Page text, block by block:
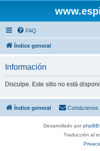
FAQ
Índice general
Información
Disculpe. Este sitio no está
Índice general Contáctenos
Desarrollado porphpBB
Traducción al